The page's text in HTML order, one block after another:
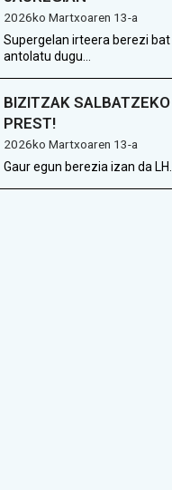
2026ko Martxoaren 13-a
Supergelan irteera berezi bat
antolatu dugu…
BIZITZAK SALBATZEKO
PREST!
2026ko Martxoaren 13-a
Gaur egun berezia izan da LH…